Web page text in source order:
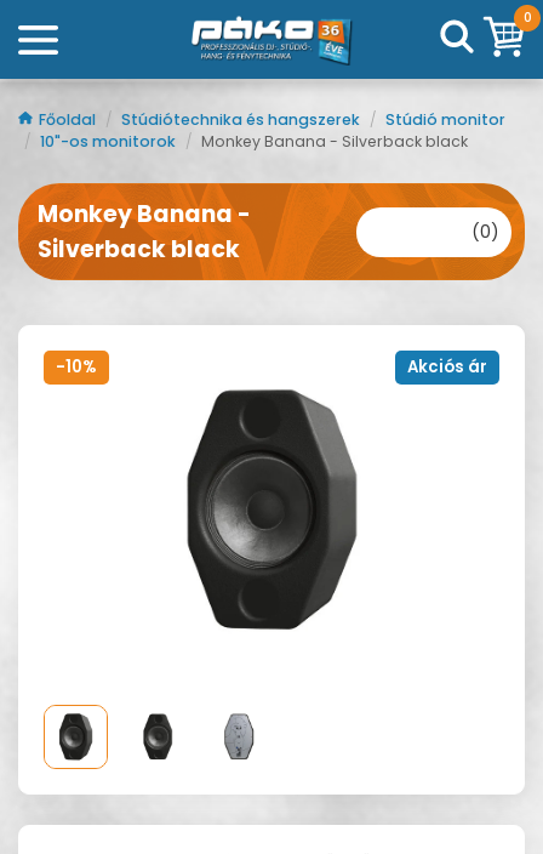
0
Főoldal / Stúdiótechnika és hangszerek / Stúdió monitor
/ 10"-os monitorok / Monkey Banana - Silverback black
Monkey Banana -
Silverback black
(0)
-10% Akciós ár